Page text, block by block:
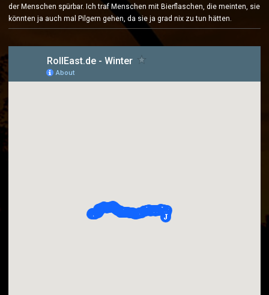
der Menschen spürbar. Ich traf Menschen mit Bierflaschen, die meinten, sie
könnten ja auch mal Pilgern gehen, da sie ja grad nix zu tun hätten.